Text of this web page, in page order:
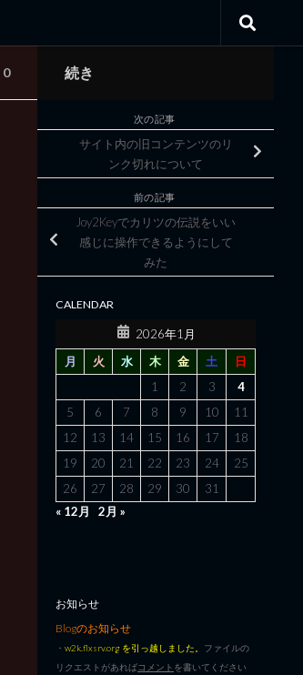
0 続き
次の記事
サイト内の旧コンテンツのリ
ンク切れについて
前の記事
Joy2Keyでカリツの伝説をいい
感じに操作できるようにして
みた
CALENDAR
2026年1月
月
火 水 木 金 土
日
1
2 3
4
5
6 7 8 9 10
11
12
13 14 15 16 17
18
19
20 21 22 23 24
25
26
27 28 29 30
31
« 12月
2月 »
お知らせ
Blogのお知らせ
・ w2k.flxsrv.org を引っ越しました。 ファイルの
リクエストがあればコメント を書いてください